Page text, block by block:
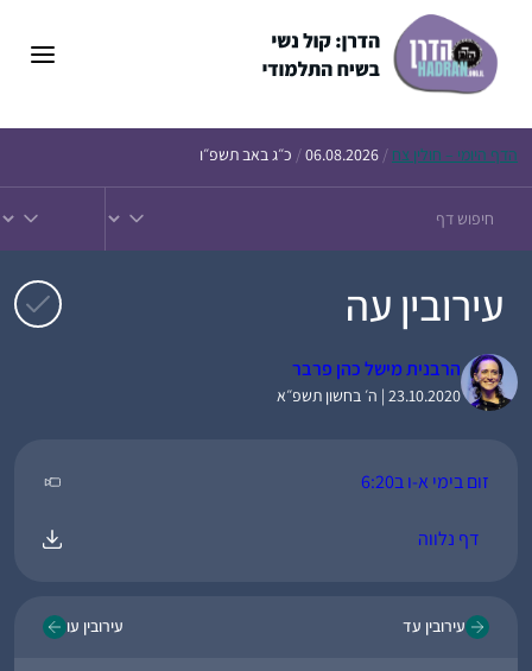
הדף היומי – חולין צח /
06.08.2026
/ כ״ג באב תשפ״ו
עירובין עה
הרבנית מישל כהן פרבר
23.10.2020 | ה׳ בחשון תשפ״א
זום בימי א-ו ב6:20
דף נלווה
עירובין עד עירובין עו